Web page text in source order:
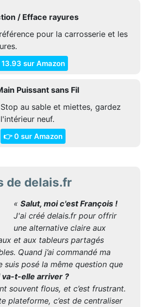
/ Efface rayures
pour la carrosserie et les
sur Amazon
Puissant sans Fil
Stop au sable et miettes, gardez
l'intérieur neuf.
👉 0 sur Amazon
de delais.fr
« Salut, moi c'est François !
J'ai créé delais.fr pour offrir
une alternative claire aux
et aux tableurs partagés
Quand j’ai commandé ma
suis posé la même question que
va-t-elle arriver ?
souvent flous, et c’est frustrant.
plateforme, c’est de centraliser